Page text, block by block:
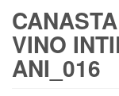
VINO
ANI_016